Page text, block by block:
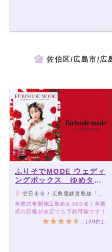
佐伯区/広島市/広
ふりそでMODE ウェディ
ングボックス ゆめタウ
ン廿日市店
廿日市市 / 広島電鉄宮島線「廿日市市役所前駅」より徒歩7分、JR山陽本線「宮内串戸駅」より車6分、「廿日市IC」より車8分
卒業式年間施工数約8,000名！卒業
式の日程が未定でも予約可能です！
（29件）